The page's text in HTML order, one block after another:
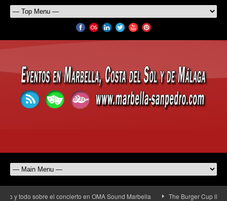
todo sobre el concierto en OMA Sound Marbella The Burger Cup llega